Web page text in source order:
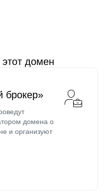
этот домен
брокер»
домена о
и организуют